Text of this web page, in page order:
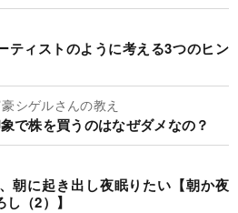
ティストのように考える3つのヒン
シゲルさんの教え
で株を買うのはなぜダメなの？
朝に起き出し夜眠りたい【朝か夜
（2）】